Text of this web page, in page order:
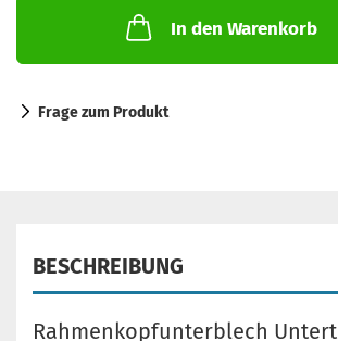
In den Warenkorb
Frage zum Produkt
BESCHREIBUNG
Rahmenkopfunterblech